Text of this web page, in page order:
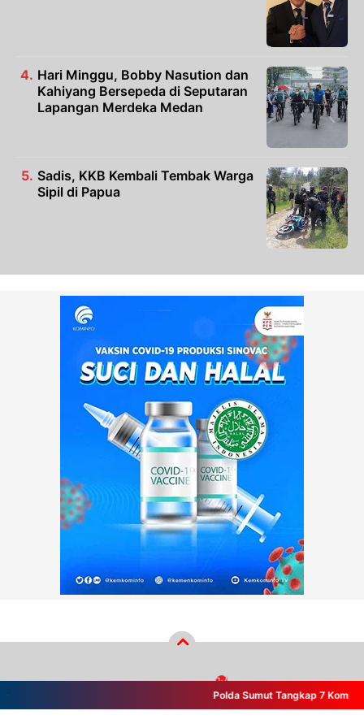
Hari Minggu, Bobby Nasution dan
Kahiyang Bersepeda di Seputaran
Lapangan Merdeka Medan
Sadis, KKB Kembali Tembak Warga
Sipil di Papua
Polda Sumut Tangkap 7
Copyright ©2026wikiberita.com™- PT Wiki Cakrawala Media